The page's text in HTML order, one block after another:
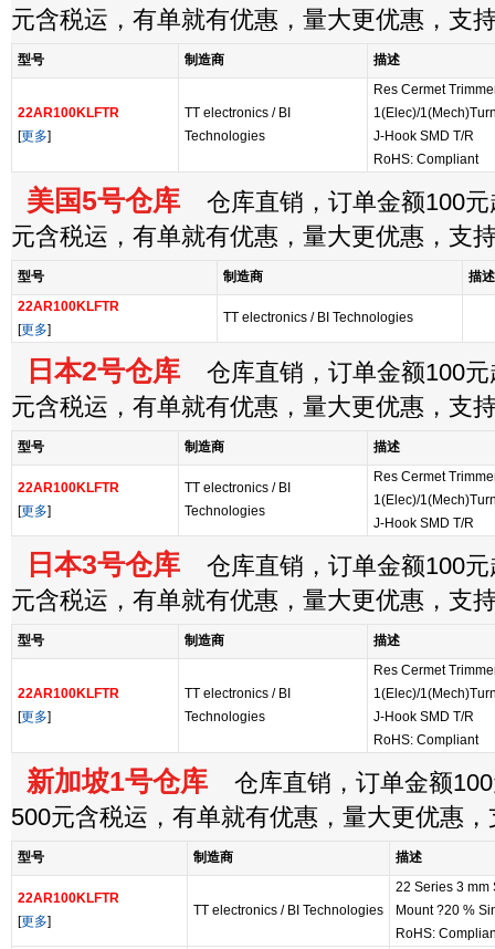
元含税运，有单就有优惠，量大更优惠，支
型号 制造商 描述
22AR100KLFTR
[更多]
TT electronics / BI
Technologies
Res Cermet
1(Elec)/
J-Hook SMD T/R
RoHS: Compliant
美国5号仓库 仓库直销，订单金额100元
元含税运，有单就有优惠，量大更优惠，支
型号 制造商
描述
22AR100KLFTR
[更多]
TT electronics / BI Technologies
日本2号仓库 仓库直销，订单金额100元
元含税运，有单就有优惠，量大更优惠，支
型号 制造商 描述
22AR100KLFTR
[更多]
TT electronics / BI
Technologies
Res Cermet
1(Elec)/
J-Hook SMD T/R
日本3号仓库 仓库直销，订单金额100元
元含税运，有单就有优惠，量大更优惠，支
型号 制造商 描述
22AR100KLFTR
[更多]
TT electronics / BI
Technologies
Res Cermet
1(Elec)/
J-Hook SMD T/R
RoHS: Compliant
新加坡1号仓库 仓库直销，订单金额
500元含税运，有单就有优惠，量大更优惠
型号 制造商 描述
22AR100KLFTR
[更多]
TT electronics / BI Technologies
22 Series 3 mm
Mount ?20 %
RoHS: